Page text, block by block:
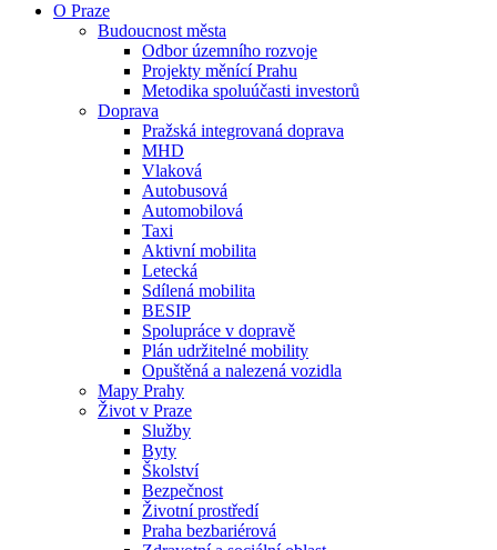
O Praze
Budoucnost města
Odbor územního rozvoje
Projekty měnící Prahu
Metodika spoluúčasti investorů
Doprava
Pražská integrovaná doprava
MHD
Vlaková
Autobusová
Automobilová
Taxi
Aktivní mobilita
Letecká
Sdílená mobilita
BESIP
Spolupráce v dopravě
Plán udržitelné mobility
Opuštěná a nalezená vozidla
Mapy Prahy
Život v Praze
Služby
Byty
Školství
Bezpečnost
Životní prostředí
Praha bezbariérová